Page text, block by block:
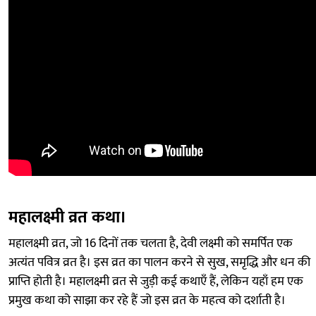
महालक्ष्मी व्रत कथा।
महालक्ष्मी व्रत, जो 16 दिनों तक चलता है, देवी लक्ष्मी को समर्पित एक
अत्यंत पवित्र व्रत है। इस व्रत का पालन करने से सुख, समृद्धि और धन की
प्राप्ति होती है। महालक्ष्मी व्रत से जुड़ी कई कथाएँ हैं, लेकिन यहाँ हम एक
प्रमुख कथा को साझा कर रहे हैं जो इस व्रत के महत्व को दर्शाती है।